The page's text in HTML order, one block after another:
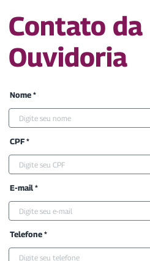
Contato da
Ouvidoria
Nome *
CPF *
E-mail *
Telefone *